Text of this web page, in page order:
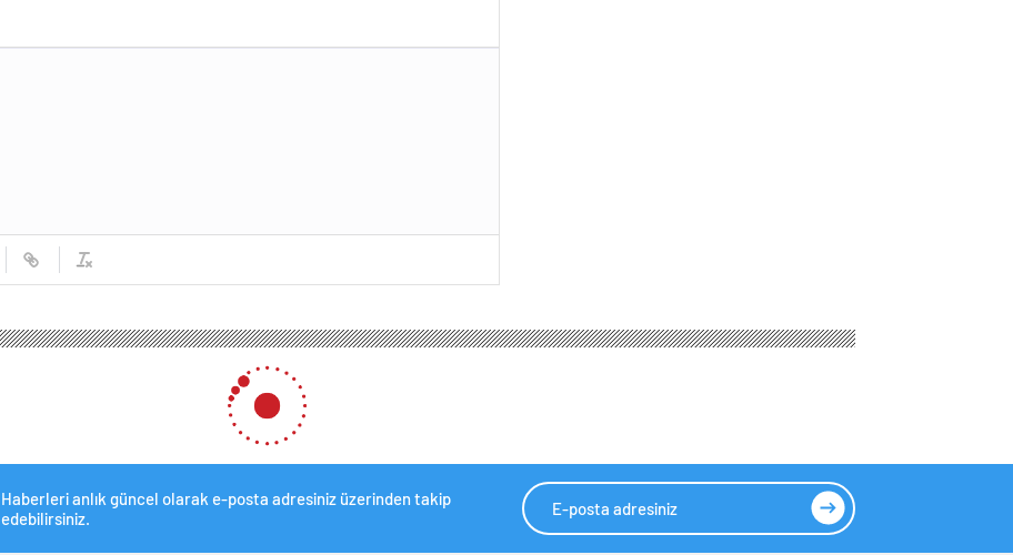
Haberleri anlık güncel olarak e-posta adresiniz üzerinden takip
edebilirsiniz.